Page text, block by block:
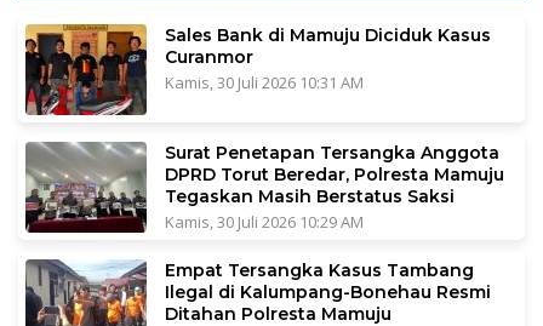
Sales Bank di Mamuju Diciduk Kasus
Curanmor
Kamis, 30 Juli 2026 10:31 AM
Surat Penetapan Tersangka Anggota
DPRD Torut Beredar, Polresta Mamuju
Tegaskan Masih Berstatus Saksi
Kamis, 30 Juli 2026 10:29 AM
Empat Tersangka Kasus Tambang
Ilegal di Kalumpang-Bonehau Resmi
Ditahan Polresta Mamuju